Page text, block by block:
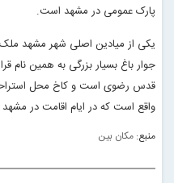
پارک عمومی در مشهد است.
یکی از میادین اصلی شهر مشهد ملک
جوار باغ بسیار بزرگی به همین نام
قدس رضوی است و کاخ محل
واقع است که در ایام اقامت در
منبع: مکان بین